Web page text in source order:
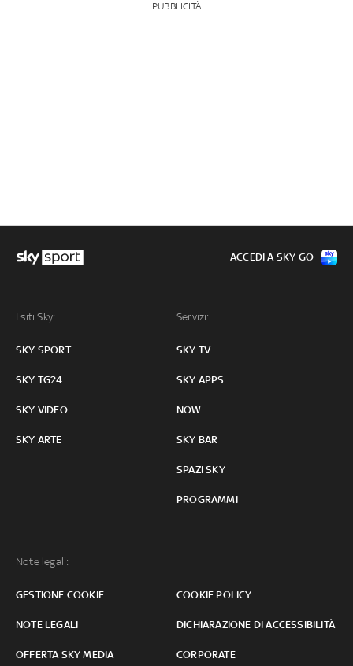
PUBBLICITÀ
I siti Sky:
SKY SPORT
SKY TG24
SKY VIDEO
SKY ARTE
Servizi:
SKY TV
SKY APPS
NOW
SKY BAR
SPAZI SKY
PROGRAMMI
Note legali:
GESTIONE COOKIE COOKIE POLICY
NOTE LEGALI DICHIARAZIONE DI ACCESSIBILITÀ
OFFERTA SKY MEDIA CORPORATE
ACCEDI A SKY GO